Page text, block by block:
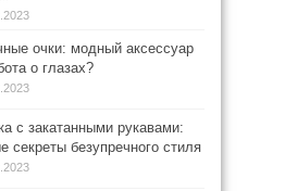
очки: модный аксессуар
о глазах?
с закатанными рукавами:
секреты безупречного стиля